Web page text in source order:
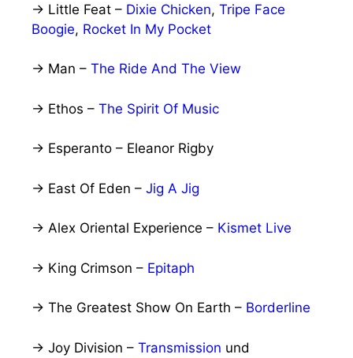
→ Little Feat – Dixie Chicken, Tripe Face
Boogie, Rocket In My Pocket
→ Man – The Ride And The View
→ Ethos – The Spirit Of Music
→ Esperanto – Eleanor Rigby
→ East Of Eden – Jig A Jig
→ Alex Oriental Experience – Kismet Live
→ King Crimson – Epitaph
→ The Greatest Show On Earth – Borderline
→ Joy Division – Transmission und